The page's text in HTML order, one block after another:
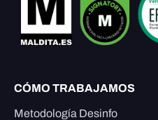
CÓMO TRABAJAMOS
Metodología Desinfo